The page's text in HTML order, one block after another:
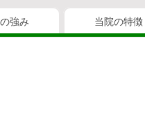
強み 当院の特徴